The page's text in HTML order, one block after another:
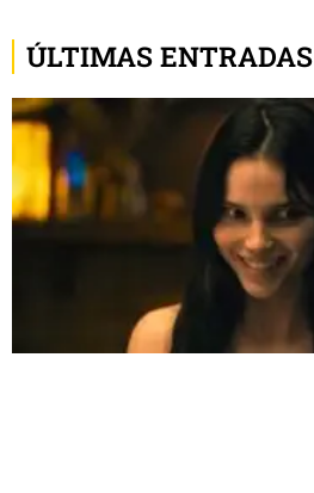
ÚLTIMAS ENTRADAS